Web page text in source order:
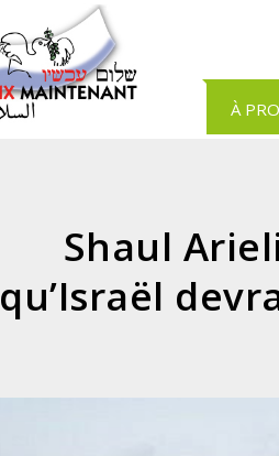
À
Shaul
qu’Israël